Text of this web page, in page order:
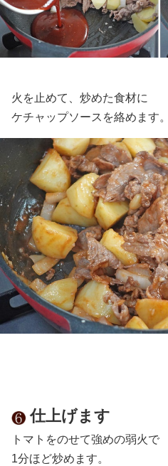
火を止めて、炒めた食材に
ケチャップソースを絡めます。
仕上げます
トマトをのせて強めの弱火で
1分ほど炒めます。